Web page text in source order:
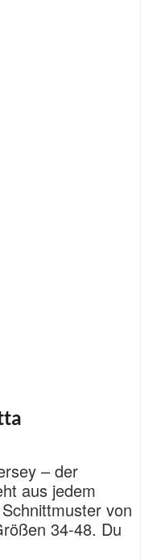
– der
aus jedem
von
34-48. Du